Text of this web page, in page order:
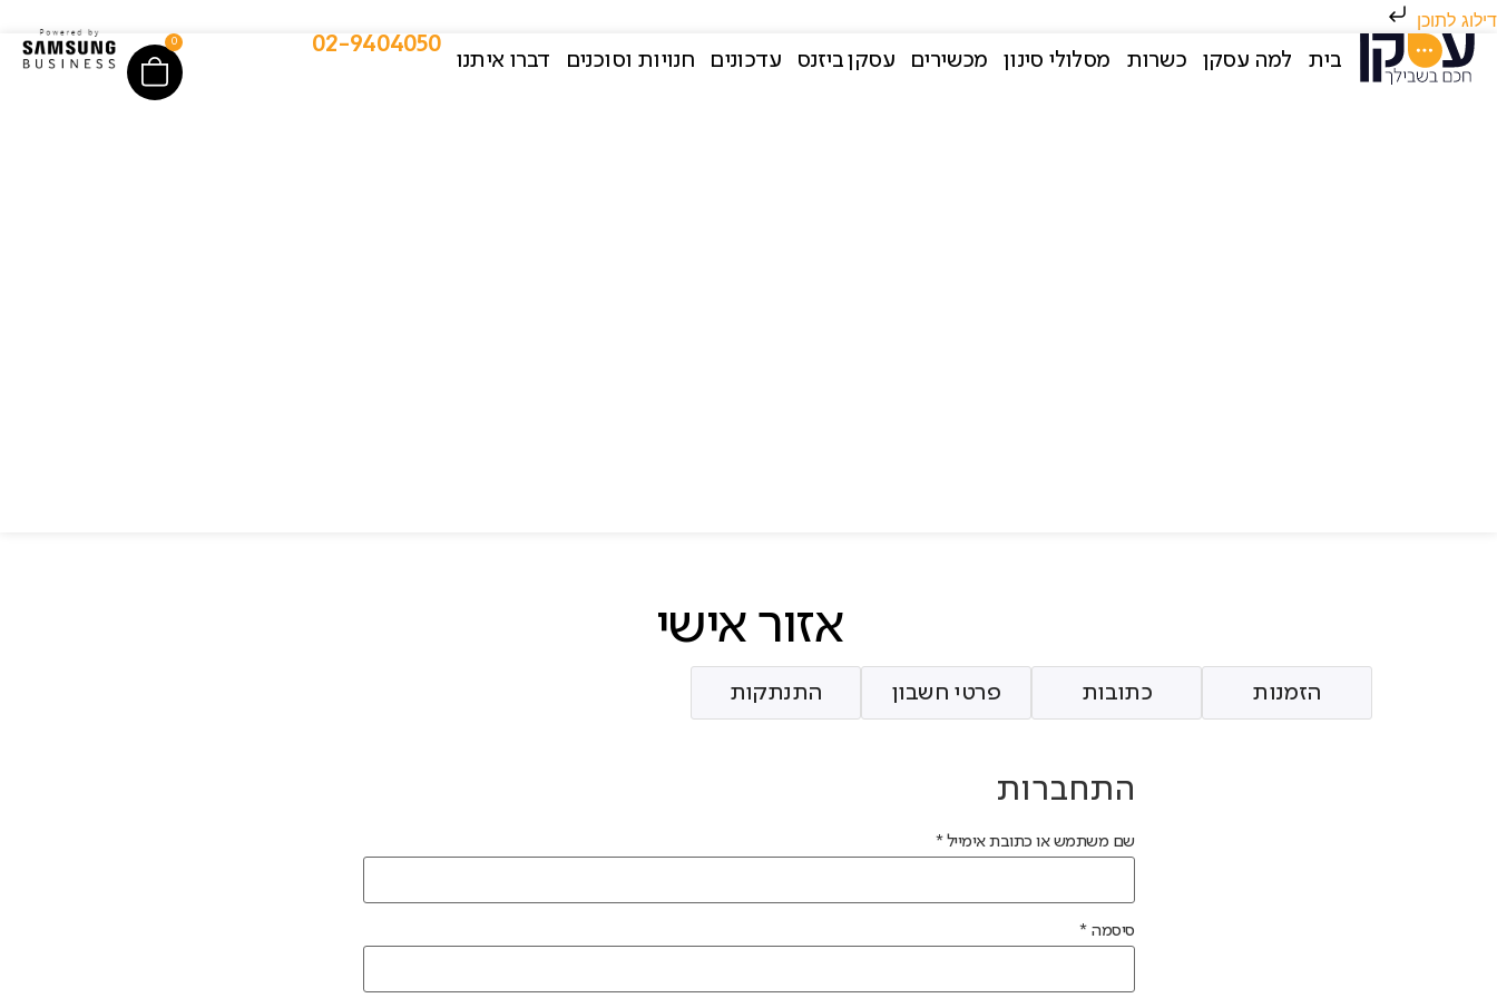
דילוג לתוכן
בית למה עסקן כשרות מסלולי סינון מכשירים עסקן ביזנס עדכונים חנויות וסוכנים דברו איתנו
02-9404050
0
אזור אישי
הזמנות כתובות פרטי חשבון התנתקות
התחברות
שם משתמש או כתובת אימייל*
סיסמה*